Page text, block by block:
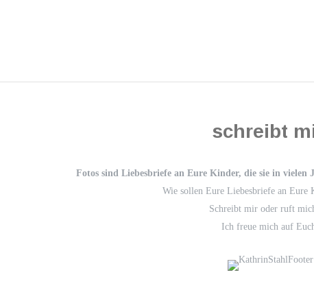
schreibt
Fotos sind Liebesbriefe an Eure Kinder, die sie in vielen
Wie sollen Eure Liebesbriefe an Eure
Schreibt mir oder ruft
Ich freue mich auf